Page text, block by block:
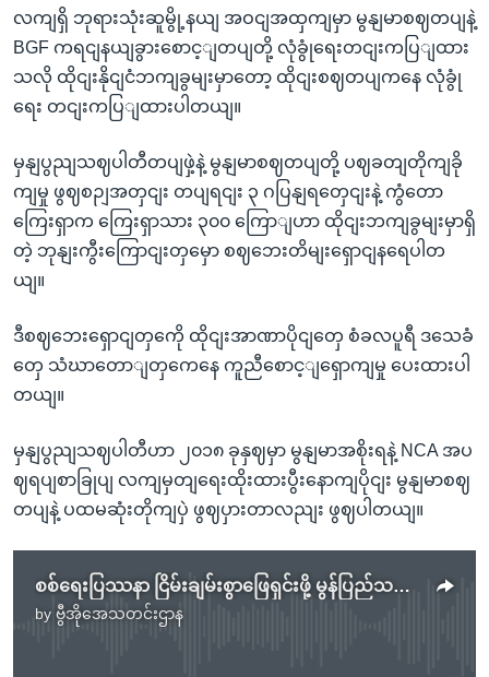
လကျရှိ ဘုရားသုံးဆူမွို့နယျ အဝငျအထှကျမှာ မွနျမာစဈတပျနဲ့
BGF ကရငျနယျခွားစောင့ျတပျတို့ လုံခွုံရေးတငျးကပြျထား
သလို ထိုငျးနိုငျငံဘကျခွမျးမှာတော့ ထိုငျးစဈတပျကနေ လုံခွုံ
ရေး တငျးကပြျထားပါတယျ။
မှနျပွညျသဈပါတီတပျဖှဲ့နဲ့ မွနျမာစဈတပျတို့ ပဈခတျတိုကျခို
ကျမှု ဖွဈစဉျအတှငျး တပျရငျး ၃ ဂပြနျရတှေငျးနဲ့ ကွံတော
ကြေးရှာက ကြေးရှာသား ၃၀၀ ကြောျဟာ ထိုငျးဘကျခွမျးမှာရှိ
တဲ့ ဘုနျးကွီးကြောငျးတှမှော စဈဘေးတိမျးရှောငျနရေပါတ
ယျ။
ဒီစဈဘေးရှောငျတှကေို ထိုငျးအာဏာပိုငျတှေ စံခလပူရီ ဒသေခံ
တှေ သံဃာတောျတှကေနေ ကူညီစောင့ျရှောကျမှု ပေးထားပါ
တယျ။
မှနျပွညျသဈပါတီဟာ ၂၀၁၈ ခုနှဈမှာ မွနျမာအစိုးရနဲ့ NCA အပ
ဈရပျစာခြုပျ လကျမှတျရေးထိုးထားပွီးနောကျပိုငျး မွနျမာစဈ
တပျနဲ့ ပထမဆုံးတိုကျပှဲ ဖွဈပှားတာလညျး ဖွဈပါတယျ။
စစ်ရေးပြဿနာ ငြိမ်းချမ်းစွာဖြေရှင်းဖို့ မွန်ပြည်သစ် လိုလား
by ဗွီအိုအေသတင်းဌာန
No media source currently available